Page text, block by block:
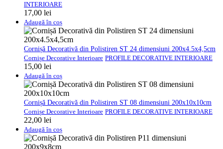
INTERIOARE
17,00 lei
Adaugă în coș
Cornișă Decorativă din Polistiren ST 24 dimensiuni 200x4.5x4,5cm
Cornișe Decorative Interioare PROFILE DECORATIVE INTERIOARE
15,00 lei
Adaugă în coș
Cornișă Decorativă din Polistiren ST 08 dimensiuni 200x10x10cm
Cornișe Decorative Interioare PROFILE DECORATIVE INTERIOARE
22,00 lei
Adaugă în coș